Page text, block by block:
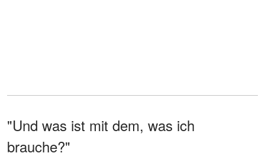
"Und was ist mit dem, was ich
brauche?"